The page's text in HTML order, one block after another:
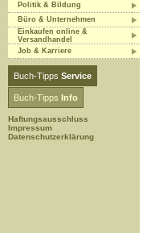
Politik & Bildung
Büro & Unternehmen
Einkaufen online &
Versandhandel
Job & Karriere
Buch-Tipps Service
Buch-Tipps Info
Haftungsausschluss
Impressum
Datenschutzerklärung